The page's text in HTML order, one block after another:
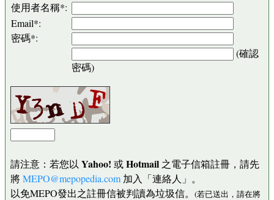
使用者名稱*:
Email*:
密碼*:
(確認
密碼)
請注意：若您以 Yahoo! 或Hotmail 之電子信箱註冊，請先
將MEPO@mepopedia.com 加入「連絡人」。
以免MEPO發出之註冊信被判讀為垃圾信。 (若已送出，請在將